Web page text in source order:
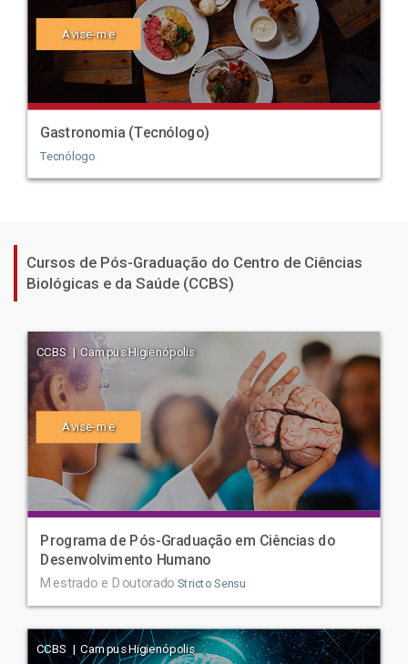
Avise-me
Gastronomia (Tecnólogo)
Tecnólogo
Cursos de Pós-Graduação do Centro de Ciências
Biológicas e da Saúde (CCBS)
CCBS | Campus Higienópolis
Avise-me
Programa de Pós-Graduação em Ciências do
Desenvolvimento Humano
Mestrado e Doutorado Stricto Sensu
CCBS | Campus Higienópolis